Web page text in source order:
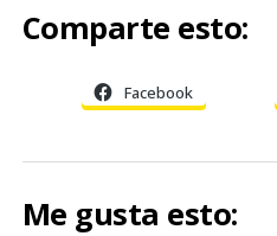
Comparte esto:
Facebook
Me gusta esto: